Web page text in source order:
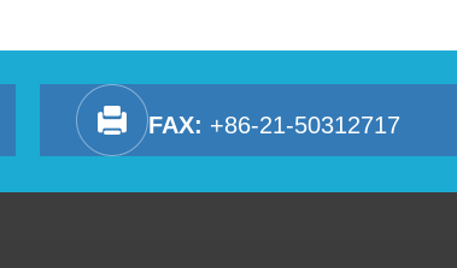
FAX: +86-21-50312717